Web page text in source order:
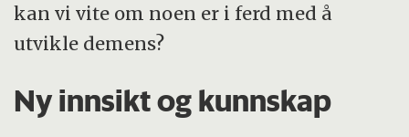
kan vi vite om noen er i ferd med å
utvikle demens?
Ny innsikt og kunnskap